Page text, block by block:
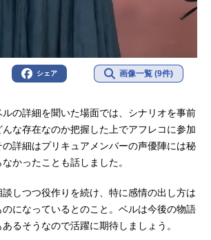
シェア 画像一覧 (9件)
の詳細を聞いた場面では、シナリオを事前
な存在なのか把握した上でアフレコに参加
の詳細はプリキュアメンバーの声優陣には秘
かったことも話しました。
しつつ役作りを続け、特に感情の出し方は
になっているとのこと。ベルは今後の物語
るそうなので活躍に期待しましょう。